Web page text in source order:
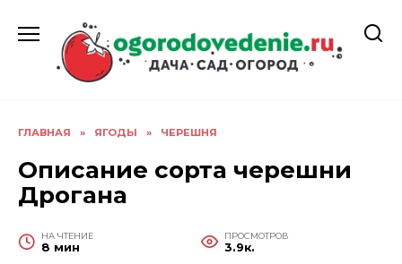
содержанию
ГЛАВНАЯ » ЯГОДЫ » ЧЕРЕШНЯ
Описание сорта черешни
Дрогана
НА ЧТЕНИЕ
8 мин
ПРОСМОТРОВ
3.9к.